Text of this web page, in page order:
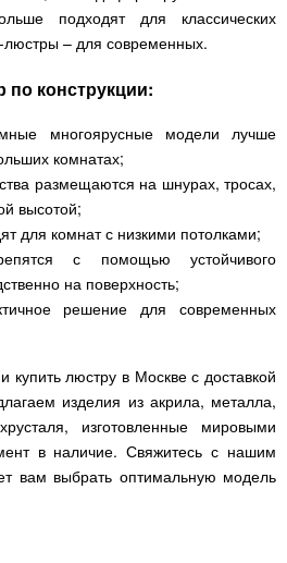
подходят для классических
люстры – для современных.
по конструкции:
многоярусные модели лучше
комнатах;
размещаются на шнурах, тросах,
высотой;
для комнат с низкими потолками;
с помощью устойчивого
на поверхность;
решение для современных
люстру в Москве с доставкой
изделия из акрила, металла,
изготовленные мировыми
в наличие. Свяжитесь с нашим
вам выбрать оптимальную модель